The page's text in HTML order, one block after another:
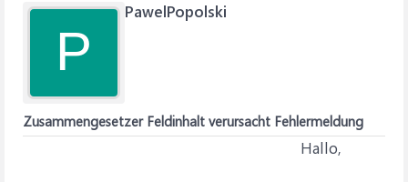
P
PawelPopolski
Zusammengesetzer Feldinhalt verursacht Fehlermeldung
Hallo,